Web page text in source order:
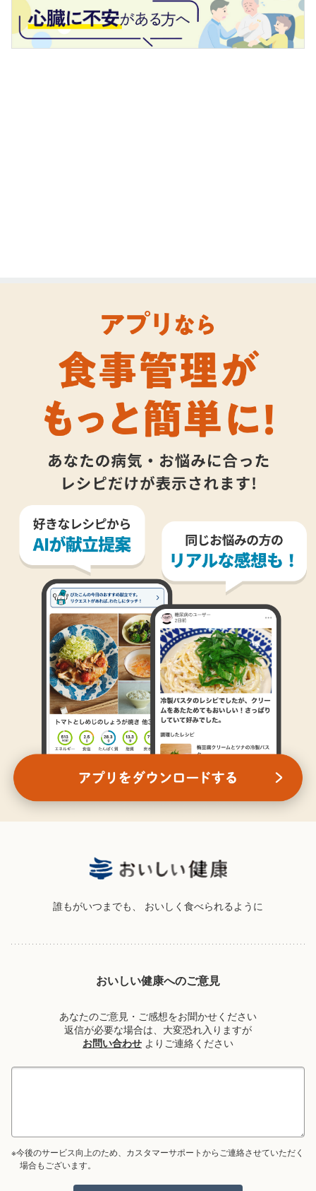
誰もがいつまでも、 おいしく食べられるように
おいしい健康へのご意見
あなたのご意見・ご感想をお聞かせください
返信が必要な場合は、大変恐れ入りますが
お問い合わせ よりご連絡ください
※今後のサービス向上のため、カスタマーサポートからご連絡させていただく
場合もございます。